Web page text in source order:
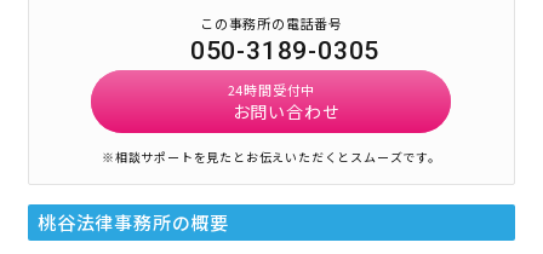
この事務所の電話番号
050-3189-0305
24時間受付中
お問い合わせ
※相談サポートを見たとお伝えいただくとスムーズです。
桃谷法律事務所の概要